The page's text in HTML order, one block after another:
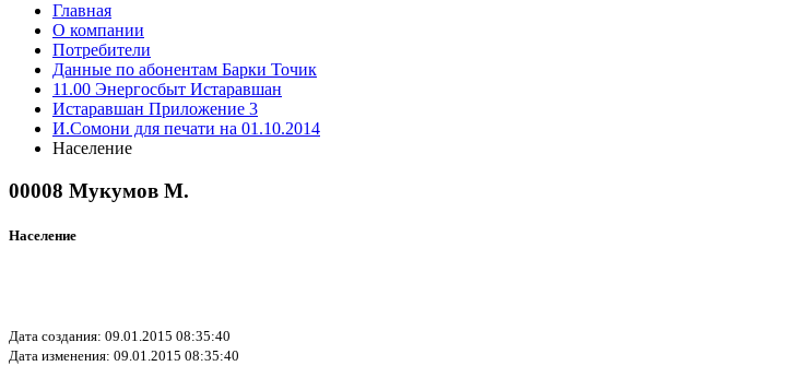
Главная
О компании
Потребители
Данные по абонентам Барки Точик
11.00 Энергосбыт Истаравшан
Истаравшан Приложение 3
И.Сомони для печати на 01.10.2014
Население
00008 Мукумов М.
Население
Дата создания: 09.01.2015 08:35:40
Дата изменения: 09.01.2015 08:35:40